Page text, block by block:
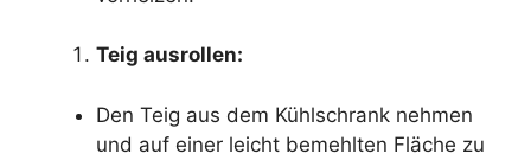
Teig ausrollen:
Den Teig aus dem Kühlschrank nehmen
und auf einer leicht bemehlten Fläche zu